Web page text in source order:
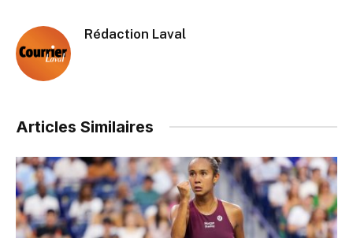
Rédaction Laval
Articles Similaires